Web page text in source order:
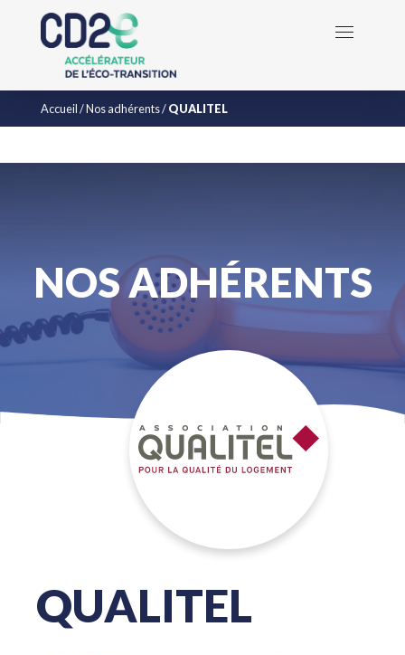
Accueil/Nos adhérents/QUALITEL
NOS ADHÉRENTS
QUALITEL